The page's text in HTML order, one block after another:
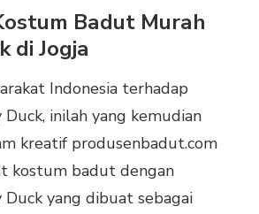
Badut Murah
di Jogja
Indonesia terhadap
inilah yang kemudian
kreatif produsenbadut.com
kostum badut dengan
yang dibuat sebagai